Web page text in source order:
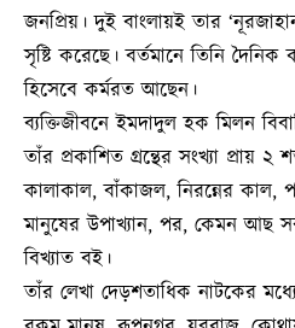
জনপ্রিয়। দুই বাংলায়ই তার
সৃষ্টি করেছে। বর্তমানে তিনি
হিসেবে কর্মরত আছেন।
ব্যক্তিজীবনে ইমদাদুল হক মিলন
তাঁর প্রকাশিত গ্রন্থের সংখ্যা প্রায়
কালাকাল, বাঁকাজল, নিরন্নের কাল,
মানুষের উপাখ্যান, পর, কেমন আছ
বিখ্যাত বই।
তাঁর লেখা দেড়শতাধিক নাটকের